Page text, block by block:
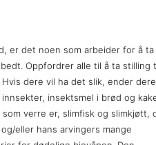
er det noen som arbeider for å ta
Oppfordrer alle til å ta stilling
dere vil ha det slik, ender dere
insektsmel i brød og
verre er, slimfisk og slimkjøtt,
eller hans arvingers mange